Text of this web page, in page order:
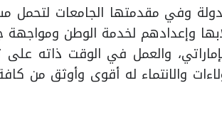
وفي مقدمتها الجامعات لتحمل
وإعدادهم لخدمة الوطن
والعمل في الوقت ذاته على
والانتماء له أقوى وأوثق من